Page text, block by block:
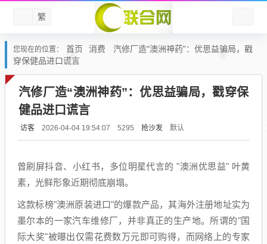
繁
您现在的位置： 首页 消费
汽修厂造“澳洲神药”：优思益骗局，戳
穿保健品进口谎言
汽修厂造“澳洲神药”：优思益骗局，戳穿保
健品进口谎言
访客 2026-04-04 19:54:07 5295 抢沙发 默认
曾刷屏抖音、小红书，多位明星代言的 "澳洲优思益" 叶黄
素，光鲜形象近期彻底崩塌。
这款标榜"澳洲原装进口"的爆款产品，其海外注册地址实为
墨尔本的一家汽车维修厂，并非真正的生产地。所谓的"国
际大奖"被曝出仅需花费数万元即可购得，而网络上的专家